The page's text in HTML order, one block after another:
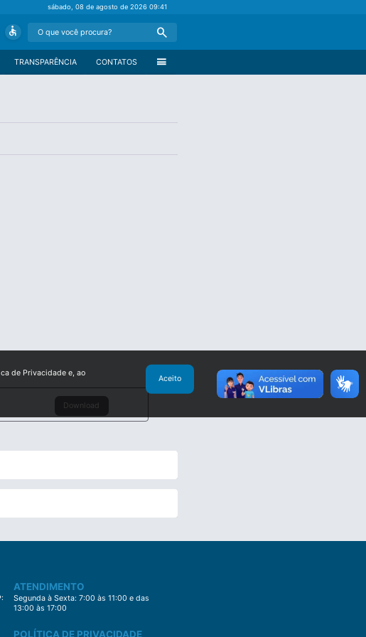
sábado, 08 de agosto de 202609:41
Accessible Search
menu
CONTATOS
TRANSPARÊNCIA
Download
ATENDIMENTO
Segunda à Sexta: 7:00 às 11:00 e das
13:00 às 17:00
POLÍTICA DE PRIVACIDADE
de Privacidade e, ao
Aceito